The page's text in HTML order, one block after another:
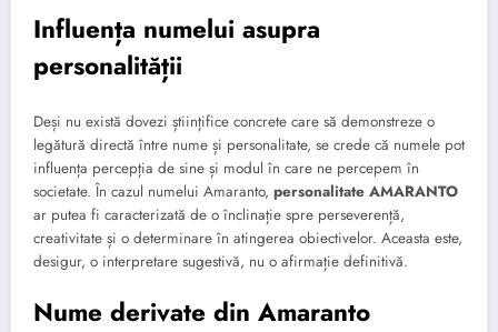
Influența numelui asupra
personalității
Deși nu există dovezi științifice concrete care să demonstreze o
legătură directă între nume și personalitate, se crede că numele pot
influența percepția de sine și modul în care ne percepem în
societate. În cazul numelui Amaranto, personalitate AMARANTO
ar putea fi caracterizată de o înclinație spre perseverență,
creativitate și o determinare în atingerea obiectivelor. Aceasta este,
desigur, o interpretare sugestivă, nu o afirmație definitivă.
Nume derivate din Amaranto